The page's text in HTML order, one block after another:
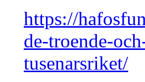
https://
de-troende-
tusenarsriket/